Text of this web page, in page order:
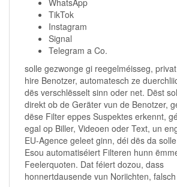
TikTok
Instagram
Signal
Telegram a Co.
solle gezwonge gi reegelméisseg,
hire Benotzer, automatesch ze
dës verschlësselt sinn oder net. Dëst
direkt ob de Geräter vun de Benotzer,
dëse Filter eppes Suspektes erkennt,
egal op Biller, Videoen oder Text, un
EU-Agence geleet ginn, déi dës da
Esou automatiséiert Filteren hunn
Feelerquoten. Dat féiert dozou, dass
honnertdausende vun Noriichten,